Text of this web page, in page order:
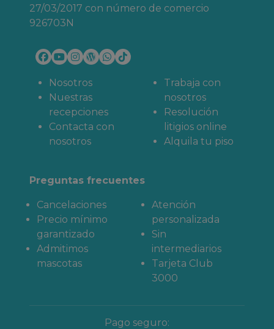
27/03/2017 con número de comercio
926703N
Nosotros
Nuestras
recepciones
Contacta con
nosotros
Trabaja con
nosotros
Resolución
litigios online
Alquila tu piso
Preguntas frecuentes
Cancelaciones
Precio mínimo
garantizado
Admitimos
mascotas
Atención
personalizada
Sin
intermediarios
Tarjeta Club
3000
Pago seguro: